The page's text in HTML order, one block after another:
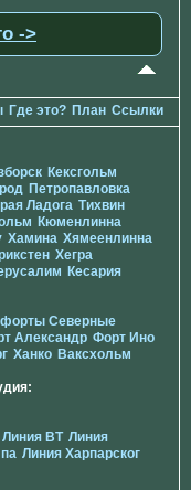
->
Где это? План Ссылки
Кексгольм
Петропавловка
Ладога Тихвин
Кюменлинна
Хамина Хямеенлинна
Хегра
Кесария
Северные
Александр Форт Ино
Ханко Ваксхольм
Линия ВТ Линия
Линия Харпарског